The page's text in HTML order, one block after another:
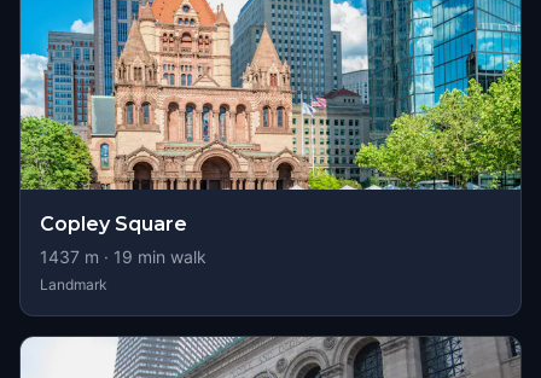
Copley Square
1437 m · 19 min walk
Landmark